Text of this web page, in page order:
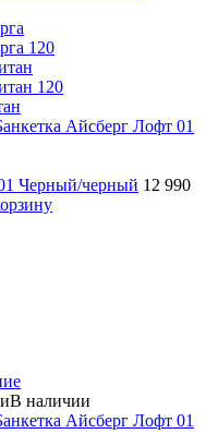
120
120
Черный/черный 12 990
В наличии